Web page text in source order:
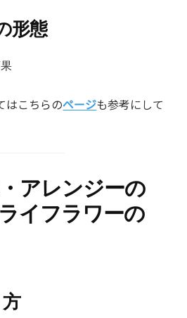
形態
果
はこちらのページも参考にして
アレンジーの
イフラワーの